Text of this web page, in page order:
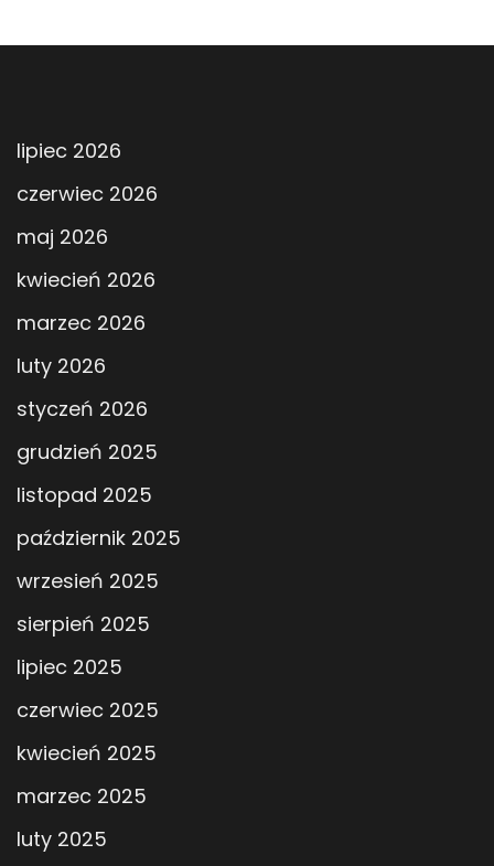
lipiec 2026
czerwiec 2026
maj 2026
kwiecień 2026
marzec 2026
luty 2026
styczeń 2026
grudzień 2025
listopad 2025
październik 2025
wrzesień 2025
sierpień 2025
lipiec 2025
czerwiec 2025
kwiecień 2025
marzec 2025
luty 2025